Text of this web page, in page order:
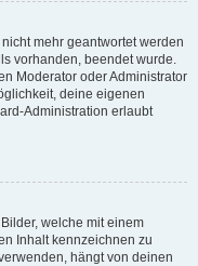
mehr geantwortet werden
vorhanden, beendet wurde.
Moderator oder Administrator
deine eigenen
Administration erlaubt
welche mit einem
Inhalt kennzeichnen zu
hängt von deinen